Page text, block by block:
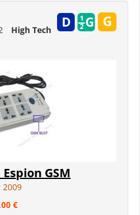
High Tech
GSM
2009
€